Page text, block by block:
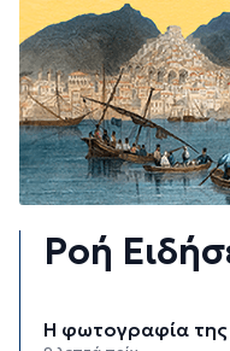
Ροή
Η φωτογραφία